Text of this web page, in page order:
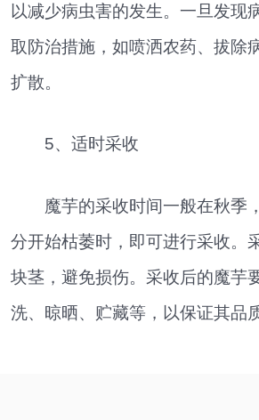
以减少病虫害的发生。一旦发现
取防治措施，如喷洒农药、拔除
扩散。
5、适时采收
魔芋的采收时间一般在秋季
分开始枯萎时，即可进行采收。
块茎，避免损伤。采收后的魔芋
洗、晾晒、贮藏等，以保证其品质